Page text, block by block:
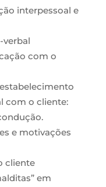
interpessoal e
verbal
com o
com o cliente:
e motivações
cliente
em